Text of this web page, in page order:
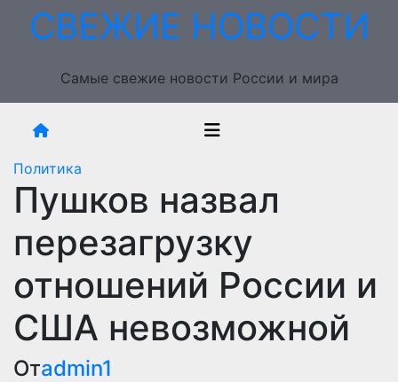
ПерейтиСВЕЖИЕ НОВОСТИ
Самые свежие новости России и мира
Политика
Пушков назвал
перезагрузку
отношений России и
США невозможной
Отadmin1